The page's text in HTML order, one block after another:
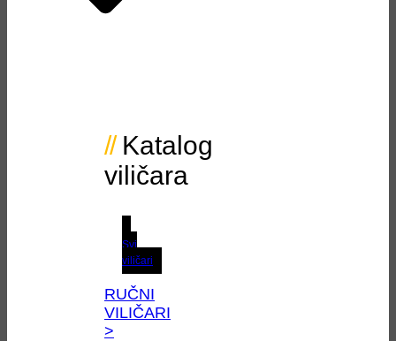
Katalog
viličara
Svi
viličari
RUČNI
VILIČARI
>